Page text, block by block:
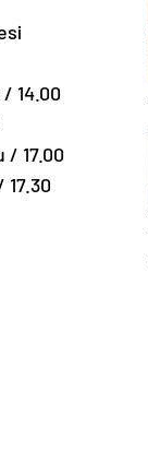
14.00
/ 17.00